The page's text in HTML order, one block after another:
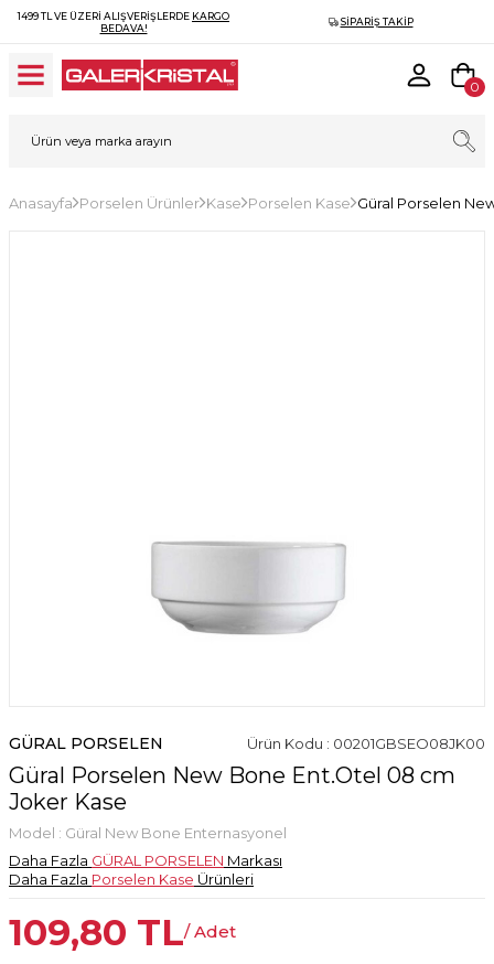
1499 TL VE ÜZERI ALIŞVERIŞLERDE KARGO
BEDAVA!
SIPARIŞ TAKIP
0
Anasayfa Porselen Ürünler Kase Porselen Kase Güral Porselen
GÜRAL PORSELEN Ürün Kodu : 00201GBSEO08JK00
Güral Porselen New Bone Ent.Otel 08 cm
Joker Kase
Model : Güral New Bone Enternasyonel
Daha Fazla GÜRAL PORSELEN Markası
Daha Fazla Porselen Kase Ürünleri
109,80 TL/ Adet